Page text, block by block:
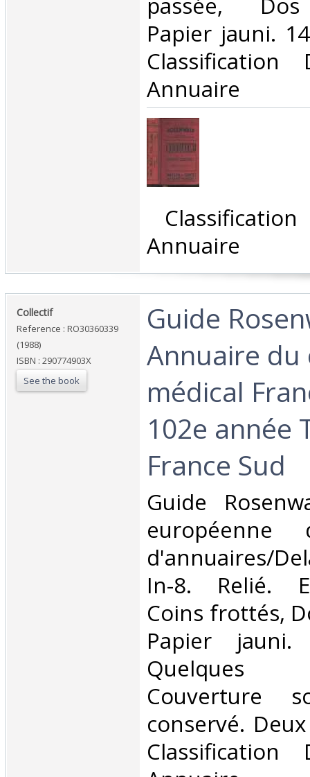
Papier jauni.
Annuaire‎
Annuaire‎
‎Collectif‎
Reference : RO30360339
(1988)
ISBN : 290774903X
See the book
‎Guide
Annuaire du
médical
102e année
France Sud‎
‎Guide
européenne
d'annuaires/
In-8. Relié.
Coins frottés,
Papier jauni.
Quelques
Couverture
conservé.